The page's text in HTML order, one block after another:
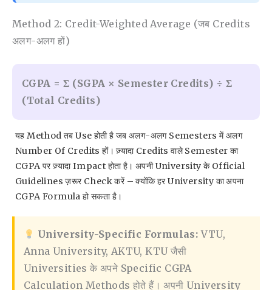
Method 2: Credit-Weighted Average (जब Credits
अलग-अलग हों)
CGPA = Σ (SGPA × Semester Credits) ÷ Σ
(Total Credits)
यह Method तब Use होती है जब अलग-अलग Semesters में अलग
Number Of Credits हों। ज़्यादा Credits वाले Semester का
CGPA पर ज़्यादा Impact होता है। अपनी University के Official
Guidelines ज़रूर Check करें – क्योंकि हर University का अपना
CGPA Formula हो सकता है।
University-Specific Formulas: VTU,
Anna University, AKTU, KTU जैसी
Universities के अपने Specific CGPA
Calculation Methods होते हैं। अपनी University